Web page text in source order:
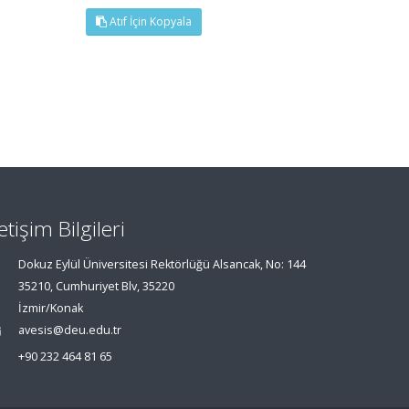
Atıf İçin Kopyala
Bilgileri
Dokuz Eylül Üniversitesi Rektörlüğü Alsancak, No: 144
35210, Cumhuriyet Blv, 35220
İzmir/Konak
avesis@deu.edu.tr
+90 232 464 81 65